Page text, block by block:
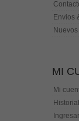
Envios
MI
Mi
Ingresar